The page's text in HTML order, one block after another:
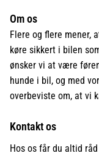
Om os
Flere og flere mener,
køre sikkert i bilen
ønsker vi at være
hunde i bil, og med
overbeviste om, at vi
Kontakt os
Hos os får du altid